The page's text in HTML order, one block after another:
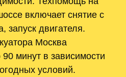
включает снятие с
запуск двигателя.
Москва
минут в зависимости
условий.